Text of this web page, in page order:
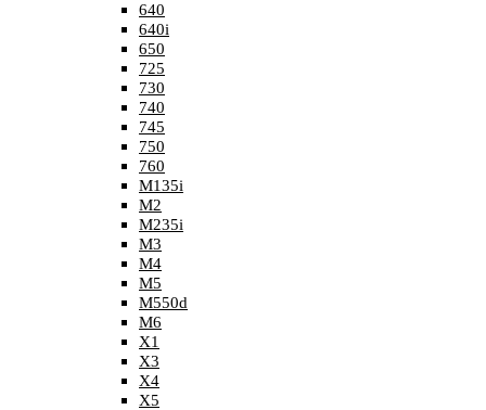
640
640i
650
725
730
740
745
750
760
M135i
M2
M235i
M3
M4
M5
M550d
M6
X1
X3
X4
X5